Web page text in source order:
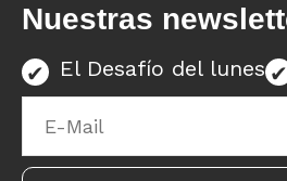
Nuestras
El Desafío del lunes